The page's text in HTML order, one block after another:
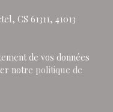
CS 61311, 41013
de vos données
notre politique de